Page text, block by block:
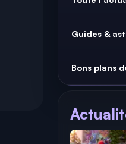
Guides &
Bons plans